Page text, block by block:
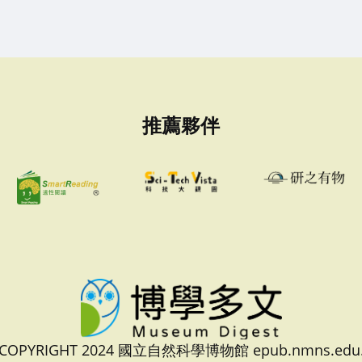
推薦夥伴
2024 國立自然科學博物館